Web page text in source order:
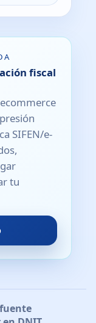
fiscal
ecommerce
SIFEN/e-
tu